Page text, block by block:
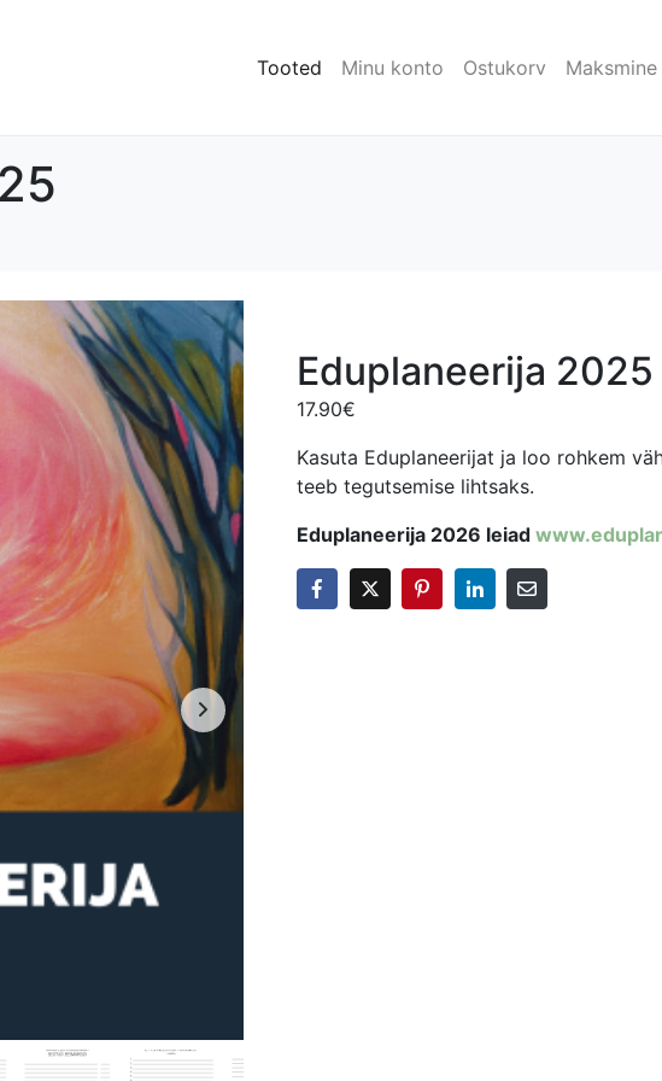
Tooted Minu konto Ostukorv Maksmine
Eduplaneerija 2025
17.90€
Kasuta Eduplaneerijat ja loo rohkem
teeb tegutsemise lihtsaks.
Eduplaneerija 2026 leiad